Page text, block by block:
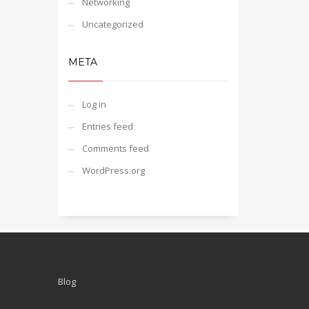
Uncategorized
META
Log in
Entries feed
Comments feed
WordPress.org
Blog